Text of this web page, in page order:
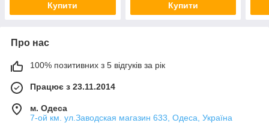
Купити Купити
Про нас
100% позитивних з 5 відгуків за рік
Працює з 23.11.2014
м. Одеса
7-ой км. ул.Заводская магазин 633, Одеса, Україна